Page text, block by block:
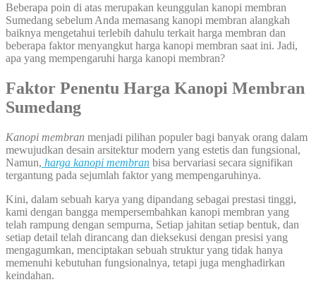
Beberapa poin di atas merupakan keunggulan kanopi membran
Sumedang sebelum Anda memasang kanopi membran alangkah
baiknya mengetahui terlebih dahulu terkait harga membran dan
beberapa faktor menyangkut harga kanopi membran saat ini. Jadi,
apa yang mempengaruhi harga kanopi membran?
Faktor Penentu Harga Kanopi Membran
Sumedang
Kanopi membran menjadi pilihan populer bagi banyak orang dalam
mewujudkan desain arsitektur modern yang estetis dan fungsional,
Namun, harga kanopi membran bisa bervariasi secara signifikan
tergantung pada sejumlah faktor yang mempengaruhinya.
Kini, dalam sebuah karya yang dipandang sebagai prestasi tinggi,
kami dengan bangga mempersembahkan kanopi membran yang
telah rampung dengan sempurna, Setiap jahitan setiap bentuk, dan
setiap detail telah dirancang dan dieksekusi dengan presisi yang
mengagumkan, menciptakan sebuah struktur yang tidak hanya
memenuhi kebutuhan fungsionalnya, tetapi juga menghadirkan
keindahan.